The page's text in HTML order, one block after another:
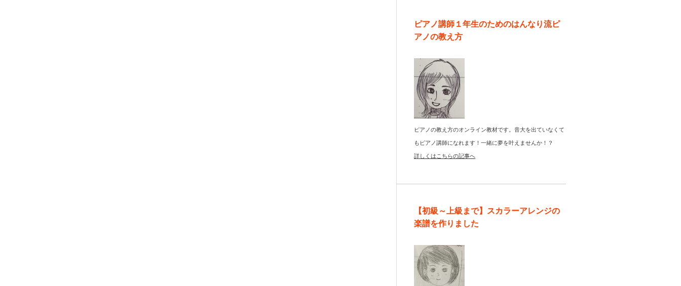
ピアノ講師１年生のためのはんなり流ピ
アノの教え方
ピアノの教え方のオンライン教材です。音大を出ていなくて
もピアノ講師になれます！一緒に夢を叶えませんか！？
詳しくはこちらの記事へ
【初級～上級まで】スカラーアレンジの
楽譜を作りました